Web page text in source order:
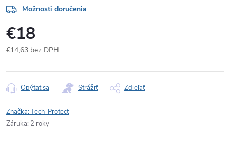
Možnosti doručenia
€18
€14,63 bez DPH
cena:
Opýtať sa Strážiť Zdieľať
Značka:Tech-Protect
Záruka: 2 roky